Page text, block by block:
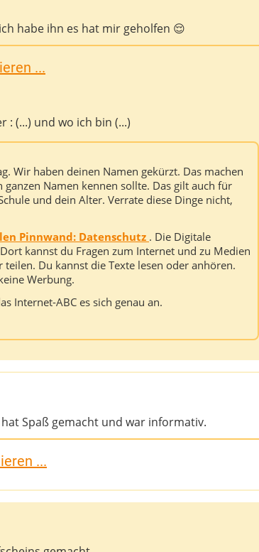
habe ihn es hat mir geholfen 😌
...
: (...) und wo ich bin (...)
Wir haben deinen Namen gekürzt. Das machen
Namen kennen sollte. Das gilt auch für
und dein Alter. Verrate diese Dinge nicht,
Pinnwand: Datenschutz . Die Digitale
kannst du Fragen zum Internet und zu Medien
Du kannst die Texte lesen oder anhören.
Werbung.
Internet-ABC es sich genau an.
Spaß gemacht und war informativ.
...